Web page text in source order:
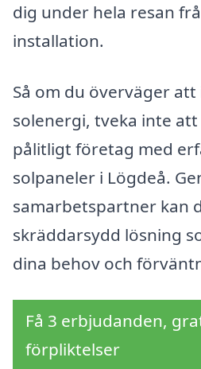
dig under hela resan
installation.
Så om du överväger
solenergi, tveka inte
pålitligt företag med
solpaneler i Lögdeå.
samarbetspartner kan
skräddarsydd lösning
dina behov och
Få 3 erbjudanden,
förpliktelser